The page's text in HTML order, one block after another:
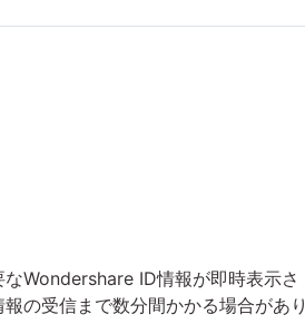
Wondershare ID情報が即時表示さ
の受信まで数分間かかる場合があり